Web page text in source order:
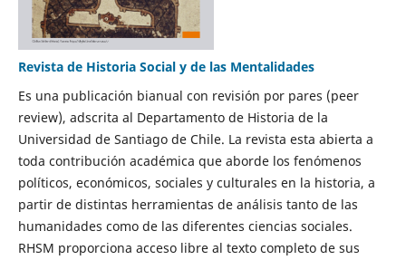
Revista de Historia Social y de las Mentalidades
Es una publicación bianual con revisión por pares (peer
review), adscrita al Departamento de Historia de la
Universidad de Santiago de Chile. La revista esta abierta a
toda contribución académica que aborde los fenómenos
políticos, económicos, sociales y culturales en la historia, a
partir de distintas herramientas de análisis tanto de las
humanidades como de las diferentes ciencias sociales.
RHSM proporciona acceso libre al texto completo de sus